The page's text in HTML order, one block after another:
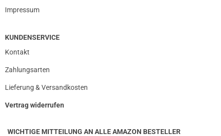
prev
Impressum
KUNDENSERVICE
Kontakt
Zahlungsarten
Lieferung & Versandkosten
Vertrag widerrufen
WICHTIGE MITTEILUNG AN ALLE AMAZON BESTELLER